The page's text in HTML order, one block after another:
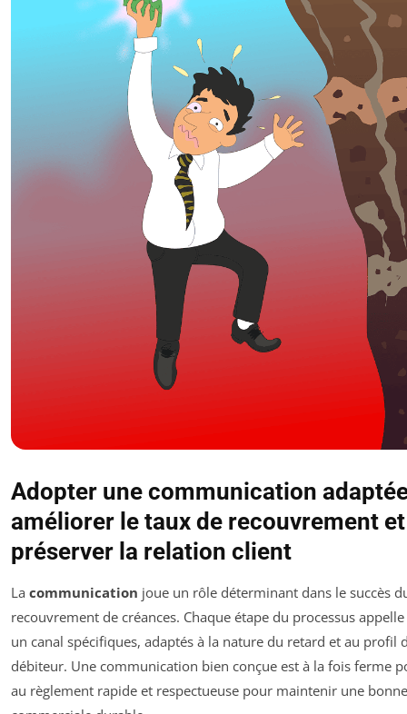
Adopter une communication
améliorer le taux de recouvrement et
préserver la relation client
La communication joue un rôle déterminant dans le succès
recouvrement de créances. Chaque étape du processus
un canal spécifiques, adaptés à la nature du retard et au profil
débiteur. Une communication bien conçue est à la fois ferme
au règlement rapide et respectueuse pour maintenir une